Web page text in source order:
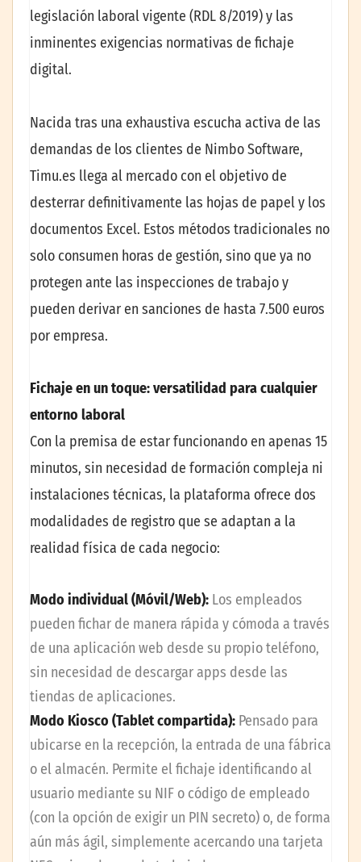
legislación laboral vigente (RDL 8/2019) y las
inminentes exigencias normativas de fichaje
digital.
Nacida tras una exhaustiva escucha activa de las
demandas de los clientes de Nimbo Software,
Timu.es llega al mercado con el objetivo de
desterrar definitivamente las hojas de papel y los
documentos Excel. Estos métodos tradicionales no
solo consumen horas de gestión, sino que ya no
protegen ante las inspecciones de trabajo y
pueden derivar en sanciones de hasta 7.500 euros
por empresa.
Fichaje en un toque: versatilidad para cualquier
entorno laboral
Con la premisa de estar funcionando en apenas 15
minutos, sin necesidad de formación compleja ni
instalaciones técnicas, la plataforma ofrece dos
modalidades de registro que se adaptan a la
realidad física de cada negocio:
Modo individual (Móvil/Web): Los empleados
pueden fichar de manera rápida y cómoda a través
de una aplicación web desde su propio teléfono,
sin necesidad de descargar apps desde las
tiendas de aplicaciones.
Modo Kiosco (Tablet compartida): Pensado para
ubicarse en la recepción, la entrada de una fábrica
o el almacén. Permite el fichaje identificando al
usuario mediante su NIF o código de empleado
(con la opción de exigir un PIN secreto) o, de forma
aún más ágil, simplemente acercando una tarjeta